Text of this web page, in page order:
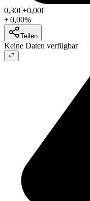
0,30€+0,00€
+0,00%
Teilen
Keine Daten verfügbar